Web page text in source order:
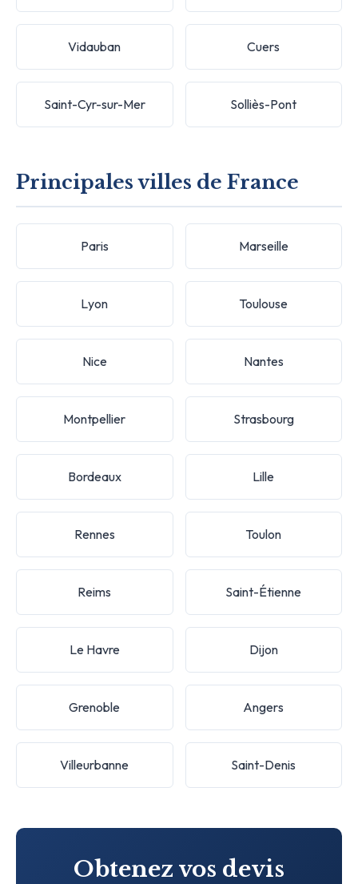
Vidauban Cuers
Saint-Cyr-sur-Mer Solliès-Pont
Principales villes de France
Paris Marseille
Lyon Toulouse
Nice Nantes
Montpellier Strasbourg
Bordeaux Lille
Rennes Toulon
Reims Saint-Étienne
Le Havre Dijon
Grenoble Angers
Villeurbanne Saint-Denis
Obtenez vos devis